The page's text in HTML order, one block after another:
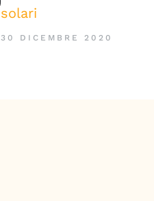
solari
30 DICEMBRE 2020